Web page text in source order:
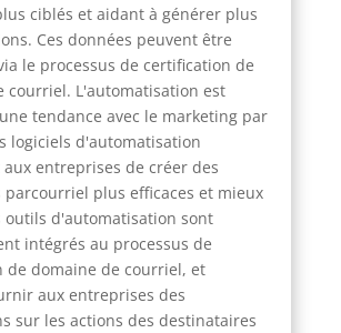
ciblés et aidant à générer plus
Ces données peuvent être
le processus de certification de
courriel. L'automatisation est
tendance avec le marketing par
logiciels d'automatisation
entreprises de créer des
parcourriel plus efficaces et mieux
outils d'automatisation sont
intégrés au processus de
de domaine de courriel, et
aux entreprises des
sur les actions des destinataires